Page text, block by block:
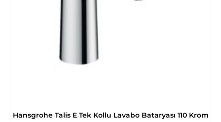
Hansgrohe Talis E Tek Kollu Lavabo Bataryası 110 Krom